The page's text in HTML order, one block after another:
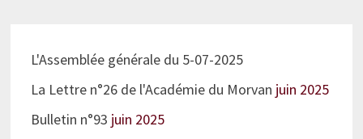
L'Assemblée générale du 5-07-2025
La Lettre n°26 de l'Académie du Morvan juin 2025
Bulletin n°93 juin 2025